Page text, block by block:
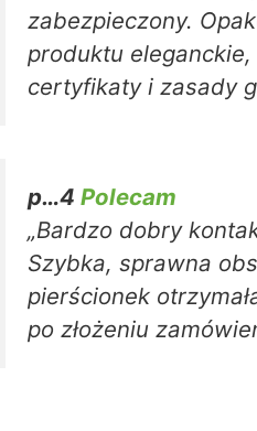
zabezpieczony.
produktu
certyfikaty i zasady
p…4 Polecam
„Bardzo dobry
Szybka, sprawna
pierścionek
po złożeniu